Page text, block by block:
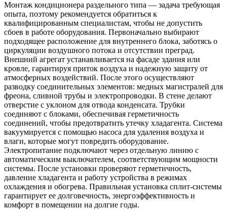
Монтаж кондиционера раздельного типа — задача требующая
опыта, поэтому рекомендуется обратиться к
квалифицированным специалистам, чтобы не допустить
сбоев в работе оборудования. Первоначально выбирают
подходящее расположение для внутреннего блока, заботясь о
циркуляции воздушного потока и отсутствии преград.
Внешний агрегат устанавливается на фасаде здания или
кровле, гарантируя приток воздуха и надежную защиту от
атмосферных воздействий. После этого осуществляют
разводку соединительных элементов: медных магистралей для
фреона, сливной трубы и электропроводки. В стене делают
отверстие с уклоном для отвода конденсата. Трубки
соединяют с блоками, обеспечивая герметичность
соединений, чтобы предотвратить утечку хладагента. Система
вакуумируется с помощью насоса для удаления воздуха и
влаги, которые могут повредить оборудование.
Электропитание подключают через отдельную линию с
автоматическим выключателем, соответствующим мощности
системы. После установки проверяют герметичность,
давление хладагента и работу устройства в режимах
охлаждения и обогрева. Правильная установка сплит-системы
гарантирует ее долговечность, энергоэффективность и
комфорт в помещении на долгие годы.